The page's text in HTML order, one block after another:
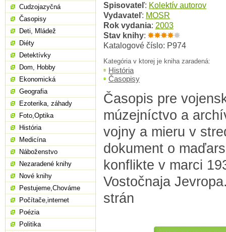
Spisovateľ: Kolektív autorov
Vydavateľ: MOSR
Rok vydania: 2003
Stav knihy:
Katalogové číslo: P974
Kategória v ktorej je kniha zaradená:
História
Časopisy
Časopis pre
múzejníctvo a
vojny a mieru v
dokument o
konflikte v marci
Vostočnaja
strán
Cudzojazyčná
Časopisy
Deti, Mládež
Diéty
Detektívky
Dom, Hobby
Ekonomická
Geografia
Ezoterika, záhady
Foto,Optika
História
Medicína
Náboženstvo
Nezaradené knihy
Nové knihy
Pestujeme,Chováme
Počítače,internet
Poézia
Politika